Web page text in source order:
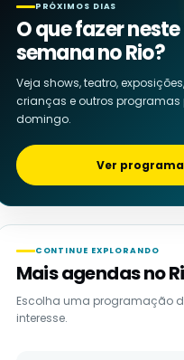
PRÓXIMOS DIAS
O que fazer
semana no Rio?
Veja shows, teatro,
crianças e outros
domingo.
Ver
CONTINUE EXPLORANDO
Mais agendas no
Escolha uma programação
interesse.